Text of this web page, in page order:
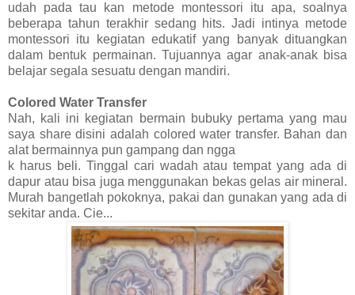
udah pada tau kan metode montessori itu apa, soalnya
beberapa tahun terakhir sedang hits. Jadi intinya metode
montessori itu kegiatan edukatif yang banyak dituangkan
dalam bentuk permainan. Tujuannya agar anak-anak bisa
belajar segala sesuatu dengan mandiri.
Colored Water Transfer
Nah, kali ini kegiatan bermain bubuky pertama yang mau
saya share disini adalah colored water transfer. Bahan dan
alat bermainnya pun gampang dan ngga
k harus beli. Tinggal cari wadah atau tempat yang ada di
dapur atau bisa juga menggunakan bekas gelas air mineral.
Murah bangetlah pokoknya, pakai dan gunakan yang ada di
sekitar anda. Cie...